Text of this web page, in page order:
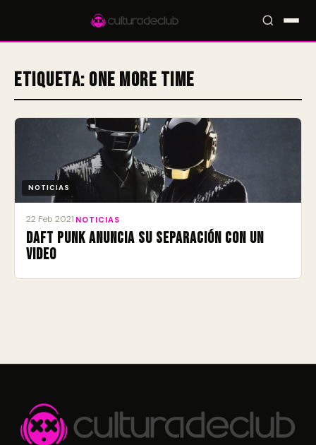
Accesos rápidos:🎪 Eventos🎤 Artistas📍 Locales📰 Magazine
Etiqueta: One More Time
NOTICIAS
22 Feb 2021 NOTICIAS
Daft Punk anuncia su separación con un
video